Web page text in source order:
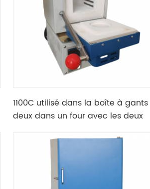
1100C utilisé dans la boîte à gants
deux dans un four avec les deux